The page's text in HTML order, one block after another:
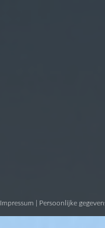
Impressum Persoonlijke